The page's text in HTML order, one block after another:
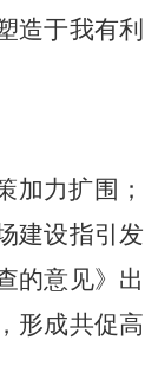
造于我有利
加力扩围；
建设指引发
的意见》出
形成共促高